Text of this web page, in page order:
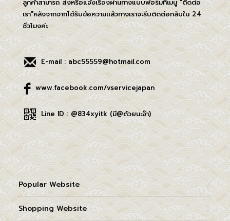
ลูกค้าสามารถ ส่งหรือแจ้งเรื่องผ่านทางแบบฟอร์มที่เมนู "ติดต่อ
เรา"หลังจากจากได้รับข้อความเเล้วทางเราจะรีบติดต่อกลับใน 24
ชั่วโมงค่ะ
E-mail : abc55559@hotmail.com
www.facebook.com/vservicejapan
Line ID : @834xyitk (มี@ด้วยนะจ๊า)
Popular Website
Shopping Website